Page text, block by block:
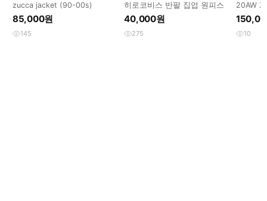
zucca jacket (90-00s)
85,000원
145
히로코비스 반팔 집업 원피스
40,000원
275
20AW
10